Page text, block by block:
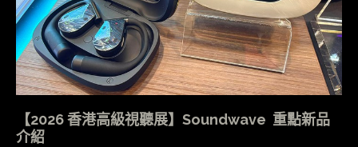
【2026 香港高級視聽展】Soundwave 重點新品
介紹